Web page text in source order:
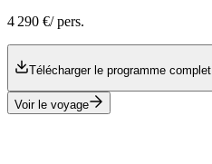
4 290 €/ pers.
Télécharger le programme complet
Voir le voyage